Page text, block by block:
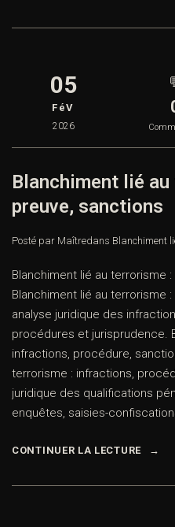
05
FéV
2026
Blanchiment lié
preuve, sanctions
Posté par Maîtredans Blanchiment
Blanchiment lié au terrorisme
Blanchiment lié au terrorisme
analyse juridique des
procédures et jurisprudence.
infractions, procédure,
terrorisme : infractions,
juridique des qualifications
enquêtes, saisies-
CONTINUER LA LECTURE